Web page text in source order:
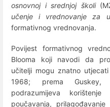
osnovnoj i srednjoj školi
učenje i vrednovanje za
formativnog vrednovanja.
Povijest formativnog
Blooma koji navodi da
učitelji mogu znatno
1968; prema
podrazumijeva
poučavanja,